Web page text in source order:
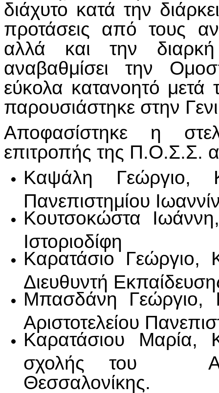
διάχυτο κατά την
προτάσεις από τους
αλλά και την
αναβαθμίσει την
εύκολα κατανοητό μετά
παρουσιάστηκε στην
Αποφασίστηκε η
επιτροπής της Π.Ο.Σ.Σ.
Καψάλη Γεώργιο,
Πανεπιστημίου
Κουτσοκώστα
Ιστοριοδίφη
Καρατάσιο Γεώργιο,
Διευθυντή
Μπασδάνη Γεώργιο,
Αριστοτελείου
Καρατάσιου Μαρία,
σχολής του
Θεσσαλονίκης.